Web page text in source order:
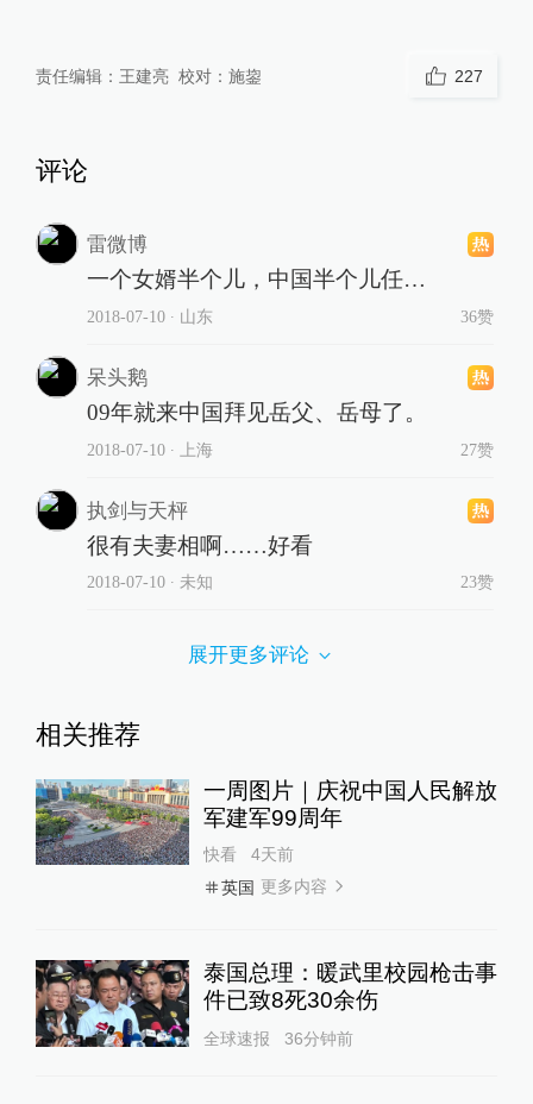
责任编辑： 王建亮 校对： 施鋆 227
评论
雷微博
一个女婿半个儿，中国半个儿任…
2018-07-10∙ 山东 36赞
呆头鹅
09年就来中国拜见岳父、岳母了。
2018-07-10∙ 上海 27赞
执剑与天枰
很有夫妻相啊……好看
2018-07-10∙ 未知 23赞
展开更多评论
相关推荐
一周图片｜庆祝中国人民解放
军建军99周年
快看
4天前
英国 更多内容
泰国总理：暖武里校园枪击事
件已致8死30余伤
全球速报 36分钟前